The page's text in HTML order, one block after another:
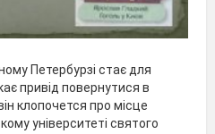
Петербурзі стає для
привід повернутися в
клопочется про місце
університеті святого